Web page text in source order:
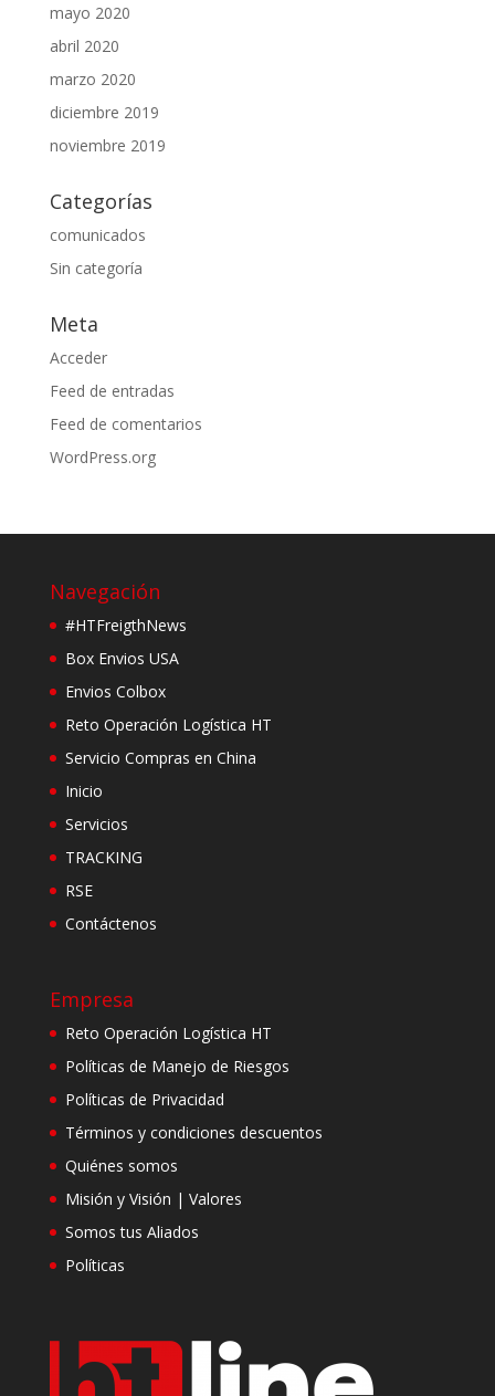
mayo 2020
abril 2020
marzo 2020
diciembre 2019
noviembre 2019
Categorías
comunicados
Sin categoría
Meta
Acceder
Feed de entradas
Feed de comentarios
WordPress.org
Navegación
#HTFreigthNews
Box Envios USA
Envios Colbox
Reto Operación Logística HT
Servicio Compras en China
Inicio
Servicios
TRACKING
RSE
Contáctenos
Empresa
Reto Operación Logística HT
Políticas de Manejo de Riesgos
Políticas de Privacidad
Términos y condiciones descuentos
Quiénes somos
Misión y Visión | Valores
Somos tus Aliados
Políticas